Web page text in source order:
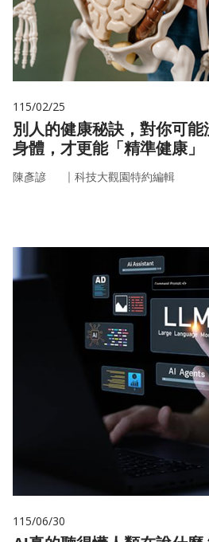
115/02/25
別人的健康秘訣，對你可
身體，才更能「精準健康」
陳彥諺 ｜ 科技大觀園特約編輯
115/06/30